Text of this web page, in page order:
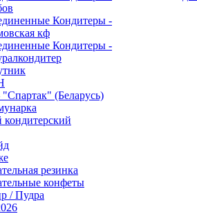
Кондитеры -
кф
Кондитеры -
(Беларусь)
кондитерский
резинка
конфеты
/ Пудра